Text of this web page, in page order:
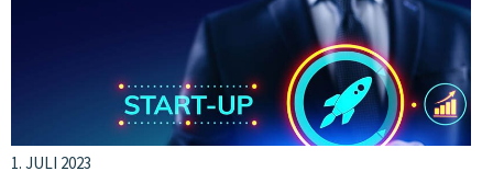
1. JULI 2023